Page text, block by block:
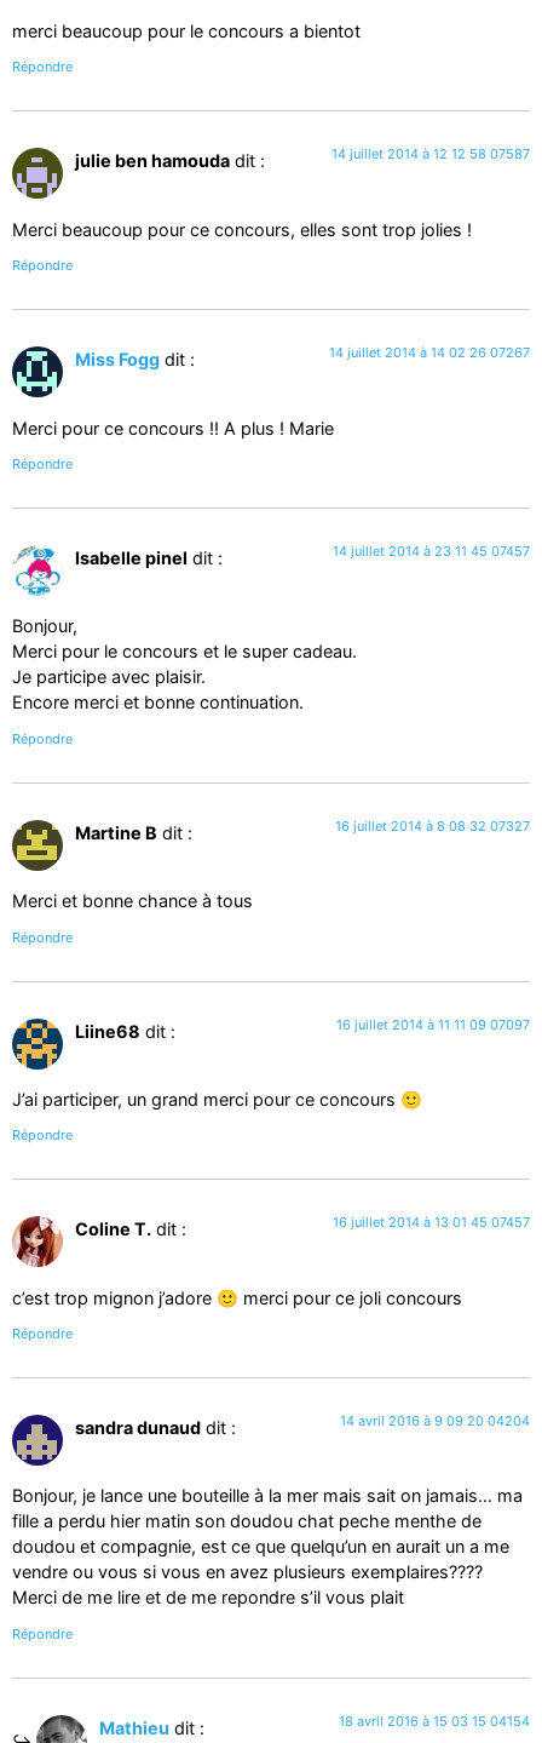
merci beaucoup pour le concours a bientot
Répondre
julie ben hamouda dit : 14 juillet 2014 à 12 12 58 07587
Merci beaucoup pour ce concours, elles sont trop jolies !
Répondre
Miss Fogg dit : 14 juillet 2014 à 14 02 26 07267
Merci pour ce concours !! A plus ! Marie
Répondre
Isabelle pinel dit : 14 juillet 2014 à 23 11 45 07457
Bonjour,
Merci pour le concours et le super cadeau.
Je participe avec plaisir.
Encore merci et bonne continuation.
Répondre
Martine B dit : 16 juillet 2014 à 8 08 32 07327
Merci et bonne chance à tous
Répondre
Liine68 dit : 16 juillet 2014 à 11 11 09 07097
J’ai participer, un grand merci pour ce concours 🙂
Répondre
Coline T. dit : 16 juillet 2014 à 13 01 45 07457
c’est trop mignon j’adore 🙂 merci pour ce joli concours
Répondre
sandra dunaud dit : 14 avril 2016 à 9 09 20 04204
Bonjour, je lance une bouteille à la mer mais sait on jamais… ma
fille a perdu hier matin son doudou chat peche menthe de
doudou et compagnie, est ce que quelqu’un en aurait un a me
vendre ou vous si vous en avez plusieurs exemplaires????
Merci de me lire et de me repondre s’il vous plait
Répondre
Mathieu dit : 18 avril 2016 à 15 03 15 04154